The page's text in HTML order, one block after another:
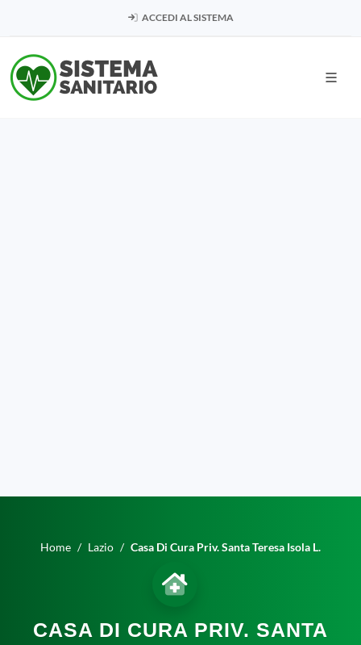
ACCEDI AL SISTEMA
Home Lazio Casa Di Cura Priv. Santa Teresa Isola L.
CASA DI CURA PRIV. SANTA